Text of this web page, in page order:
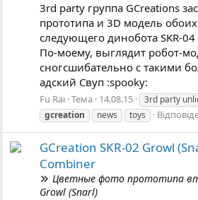
3rd party группа GCreations
прототипа и 3D модель
следующего динобота SKR-04
По-моему, выглядит робот-
сногсшибательно с такими
адский Свуп :spooky:
Fu Rai Тема 14.08.15 3rd party
gcreation
news toys
GCreation SKR-02 Growl
Combiner
Цветные фото прототипа
Growl (Snarl)